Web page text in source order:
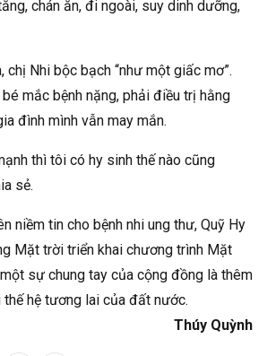
chán ăn, đi ngoài, suy dinh dưỡng,
chị Nhi bộc bạch “như một giấc mơ”.
mắc bệnh nặng, phải điều trị hằng
đình mình vẫn may mắn.
thì tôi có hy sinh thế nào cũng
sẻ.
niềm tin cho bệnh nhi ung thư, Quỹ Hy
Mặt trời triển khai chương trình Mặt
sự chung tay của cộng đồng là thêm
hệ tương lai của đất nước.
Thúy Quỳnh